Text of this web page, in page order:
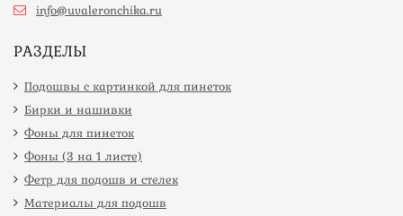
info@uvaleronchika.ru
РАЗДЕЛЫ
Подошвы с картинкой для пинеток
Бирки и нашивки
Фоны для пинеток
Фоны (3 на 1 листе)
Фетр для подошв и стелек
Материалы для подошв